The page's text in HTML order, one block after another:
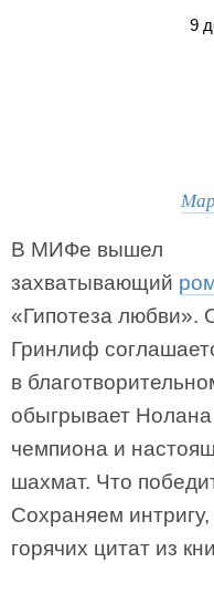
9
В МИФе вышел
захватывающий
«Гипотеза любви».
Гринлиф
в
обыгрывает
чемпиона и
шахмат. Что
Сохраняем
горячих цитат из